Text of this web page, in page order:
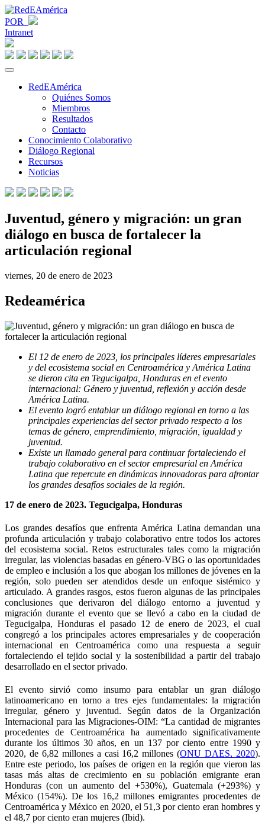
POR
Intranet
RedEAmérica
Quiénes Somos
Miembros
Resultados
Contacto
Conocimiento Colaborativo
Diálogo Regional
Recursos
Noticias
Juventud, género y migración: un gran
diálogo en busca de fortalecer la
articulación regional
viernes, 20 de enero de 2023
Redeamérica
El 12 de enero de 2023, los principales líderes empresariales
y del ecosistema social en Centroamérica y América Latina
se dieron cita en Tegucigalpa, Honduras en el evento
internacional: Género y juventud, reflexión y acción desde
América Latina.
El evento logró entablar un diálogo regional en torno a las
principales experiencias del sector privado respecto a los
temas de género, emprendimiento, migración, igualdad y
juventud.
Existe un llamado general para continuar fortaleciendo el
trabajo colaborativo en el sector empresarial en América
Latina que repercute en dinámicas innovadoras para afrontar
los grandes desafíos sociales de la región.
17 de enero de 2023. Tegucigalpa, Honduras
Los grandes desafíos que enfrenta América Latina demandan una
profunda articulación y trabajo colaborativo entre todos los actores
del ecosistema social. Retos estructurales tales como la migración
irregular, las violencias basadas en género-VBG o las oportunidades
de empleo e inclusión a los que abogan los millones de jóvenes en la
región, solo pueden ser atendidos desde un enfoque sistémico y
articulado. A grandes rasgos, estos fueron algunas de las principales
conclusiones que derivaron del diálogo entorno a juventud y
migración durante el evento que se llevó a cabo en la ciudad de
Tegucigalpa, Honduras el pasado 12 de enero de 2023, el cual
congregó a los principales actores empresariales y de cooperación
internacional en Centroamérica como una respuesta a seguir
fortaleciendo el tejido social y la sostenibilidad a partir del trabajo
desarrollado en el sector privado.
El evento sirvió como insumo para entablar un gran diálogo
latinoamericano en torno a tres ejes fundamentales: la migración
irregular, género y juventud. Según datos de la Organización
Internacional para las Migraciones-OIM: “La cantidad de migrantes
procedentes de Centroamérica ha aumentado significativamente
durante los últimos 30 años, en un 137 por ciento entre 1990 y
2020, de 6,82 millones a casi 16,2 millones (ONU DAES, 2020).
Entre este periodo, los países de origen en la región que vieron las
tasas más altas de crecimiento en su población emigrante eran
Honduras (con un aumento del +530%), Guatemala (+293%) y
México (154%). De los 16,2 millones emigrantes procedentes de
Centroamérica y México en 2020, el 51,3 por ciento eran hombres y
el 48,7 por ciento eran mujeres (Ibid).